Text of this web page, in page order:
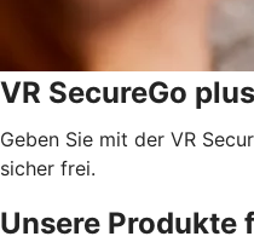
VR SecureGo
Geben Sie mit der VR
sicher frei.
Unsere Produkte